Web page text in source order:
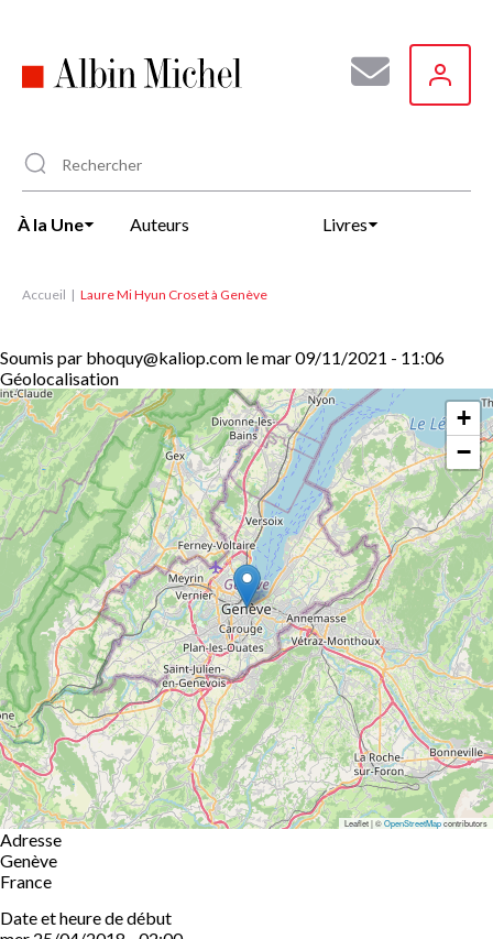
principal
À la Une Auteurs Livres
Accueil Laure Mi Hyun Croset à Genève
Soumis par bhoquy@kaliop.com lemar 09/11/2021 - 11:06
Géolocalisation
+
−
Leaflet | ©OpenStreetMapcontributors
Adresse
Genève
France
Date et heure de début